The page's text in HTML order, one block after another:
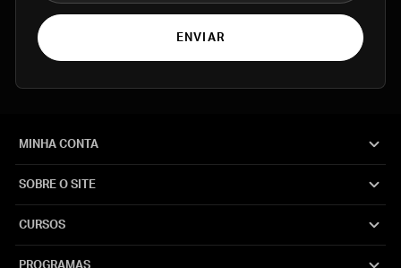
ENVIAR
MINHA CONTA
SOBRE O SITE
CURSOS
PROGRAMAS